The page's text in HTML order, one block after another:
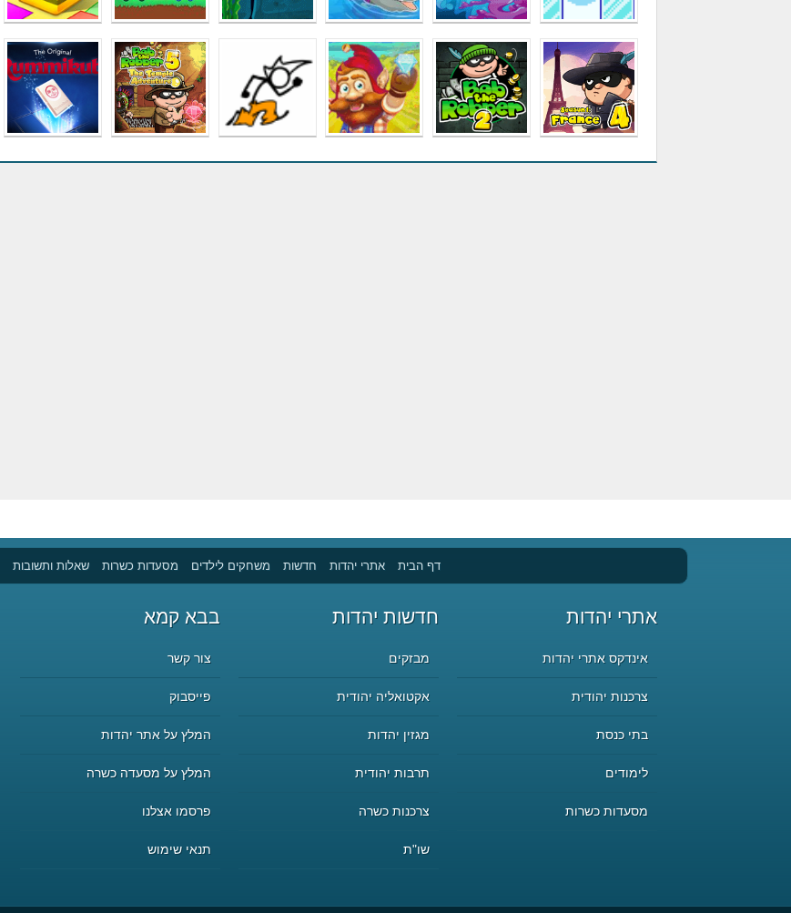
דף הבית אתרי יהדות חדשות משחקים לילדים מסעדות כשרות שאלות ותשובות
אתרי יהדות
אינדקס אתרי יהדות
צרכנות יהודית
בתי כנסת
לימודים
מסעדות כשרות
חדשות יהדות
מבזקים
אקטואליה יהודית
מגזין יהדות
תרבות יהודית
צרכנות כשרה
שו"ת
בבא קמא
צור קשר
פייסבוק
המלץ על אתר יהדות
המלץ על מסעדה כשרה
פרסמו אצלנו
תנאי שימוש